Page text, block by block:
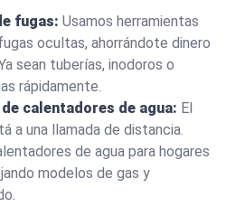
fugas: Usamos herramientas
ocultas, ahorrándote dinero
sean tuberías, inodoros o
rápidamente.
calentadores de agua: El
a una llamada de distancia.
de agua para hogares
modelos de gas y